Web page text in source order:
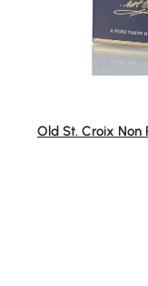
Average rating of
Old St. Croix Non